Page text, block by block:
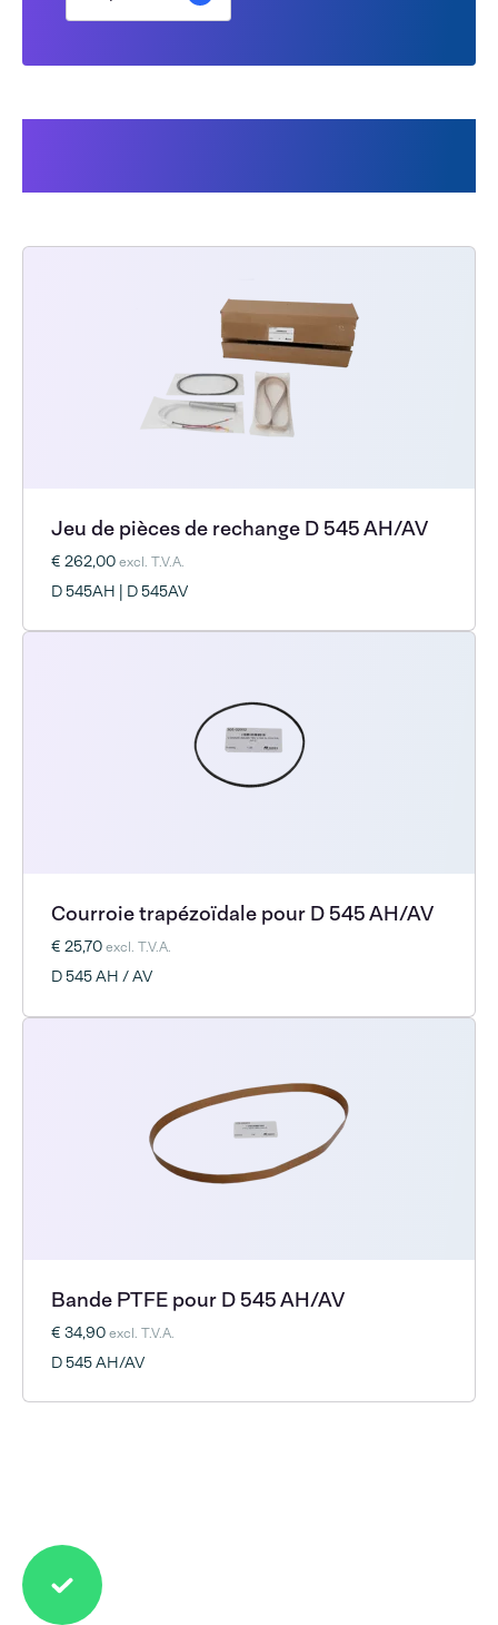
Jeu de pièces de rechange D 545 AH/AV
€ 262,00excl. T.V.A.
D 545AH | D 545AV
Courroie trapézoïdale pour D 545 AH/AV
€ 25,70excl. T.V.A.
D 545 AH / AV
Bande PTFE pour D 545 AH/AV
€ 34,90excl. T.V.A.
D 545 AH/AV